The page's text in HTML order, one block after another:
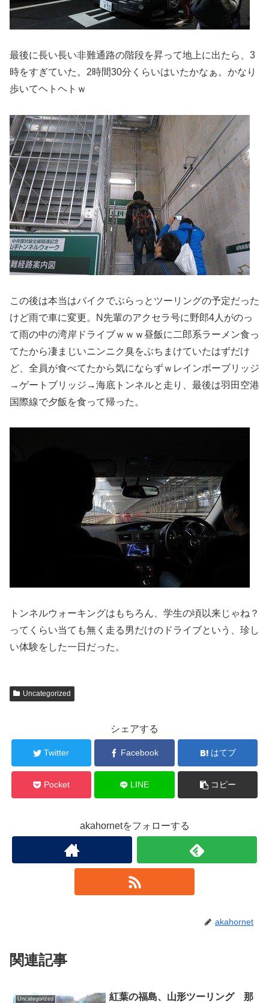
最後に長い長い非難通路の階段を昇って地上に出たら、3
時をすぎていた。2時間30分くらいはいたかなぁ。かなり
歩いてヘトヘトｗ
この後は本当はバイクでぶらっとツーリングの予定だった
けど雨で車に変更。N先輩のアクセラ号に野郎4人がのっ
て雨の中の湾岸ドライブｗｗｗ昼飯に二郎系ラーメン食っ
てたから凄まじいニンニク臭をぶちまけていたはずだけ
ど、全員が食べてたから気にならずｗレインボーブリッジ
→ゲートブリッジ→海底トンネルと走り、最後は羽田空港
国際線で夕飯を食って帰った。
トンネルウォーキングはもちろん、学生の頃以来じゃね？
ってくらい当ても無く走る男だけのドライブという、珍し
い体験をした一日だった。
Uncategorized
シェアする
Twitter Facebook はてブ
Pocket LINE コピー
akahornetをフォローする
akahornet
関連記事
Uncategorized
紅葉の福島、山形ツーリング 那